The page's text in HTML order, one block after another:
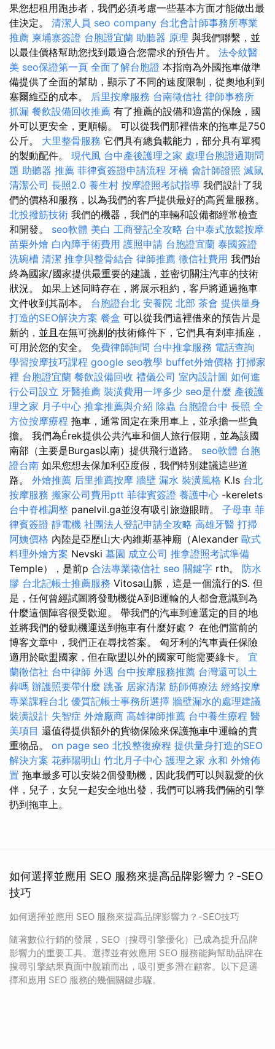
果您想租用跑步者，我們必須考慮一些基本方面才能做出最
佳決定。 清潔人員 seo company 台北會計師事務所專業
推薦 柬埔寨簽證 台胞證宜蘭 助聽器 原理 與我們聯繫，並
以最佳價格幫助您找到最適合您需求的預告片。 法令紋醫
美 seo保證第一頁 全面了解台胞證 本指南為外國拖車做準
備提供了全面的幫助，顯示了不同的速度限制，從奧地利到
塞爾維亞的成本。 后里按摩服務 台南徵信社 律師事務所
抓漏 餐飲設備回收推薦 有了推薦的設備和適當的保險，國
外可以更安全，更順暢。 可以從我們那裡借來的拖車是750
公斤。 大里整骨服務 它們具有總負載能力，部分具有單獨
的製動配件。 現代風 台中產後護理之家 處理台胞證過期問
題 助聽器 推薦 菲律賓簽證申請流程 牙橋 會計師證照 滅鼠
清潔公司 長照2.0 養生村 按摩證照考試指導 我們設計了我
們的價格和服務，以為我們的客戶提供最好的高質量服務。
北投撥筋技術 我們的機器，我們的車輛和設備都經常檢查
和開發。 seo軟體 美白 工商登記全攻略 台中泰式放鬆按摩
苗栗外燴 白內障手術費用 護照申請 台胞證宜蘭 泰國簽證
洗碗槽 清潔 推拿與整骨結合 律師推薦 徵信社費用 我們始
終為國家/國家提供最重要的建議，並密切關注汽車的技術
狀況。 如果上述同時存在，將展示租約，客戶將通過拖車
文件收到其副本。 台胞證台北 安養院 北部 茶會 提供量身
打造的SEO解決方案 餐盒 可以從我們這裡借來的預告片是
新的，並且在無可挑剔的技術條件下，它們具有剎車插座，
可用於您的安全。 免費律師詢問 台中推拿服務 電話查詢
學習按摩技巧課程 google seo教學 buffet外燴價格 打掃家
裡 台胞證宜蘭 餐飲設備回收 禮儀公司 室內設計圖 如何進
行公司設立 牙醫推薦 裝潢費用一坪多少 seo是什麼 產後護
理之家 月子中心 推拿推薦與介紹 除蟲 台胞證台中 長照 全
方位按摩療程 拖車，通常固定在乘用車上，並承擔一些負
擔。 我們為Érek提供公共汽車和個人旅行假期，並為該國
南部（主要是Burgas以南）提供飛行道路。 seo軟體 台胞
證台南 如果您想去保加利亞度假，我們特別建議這些道
路。 外燴推薦 后里推薦按摩 牆壁 漏水 裝潢風格 K.ls 台北
按摩服務 搬家公司費用ptt 菲律賓簽證 養護中心 -kerelets
台中脊椎調整 panelvil.ga並沒有吸引旅遊眼睛。 子母車 菲
律賓簽證 靜電機 社團法人登記申請全攻略 高雄牙醫 打掃
阿姨價格 內陸是亞歷山大·內維斯基神廟（Alexander 歐式
料理外燴方案 Nevski 墓園 成立公司 推拿證照考試準備
Temple），是前p 合法專業徵信社 seo 關鍵字 rth。 防水
膠 台北記帳士推薦服務 Vitosa山脈，這是一個流行的S. 但
是，任何曾經試圖將發動機從A到B運輸的人都會意識到為
什麼這個陣容很受歡迎。 帶我們的汽車到達選定的目的地
並將我們的發動機運送到拖車有什麼好處？ 在他們當前的
博客文章中，我們正在尋找答案。 匈牙利的汽車責任保險
適用於歐盟國家，但在歐盟以外的國家可能需要綠卡。 宜
蘭徵信社 台中律師 外遇 台中按摩服務推薦 台灣還可以土
葬嗎 辦護照要帶什麼 跳蚤 居家清潔 筋師傅療法 經絡按摩
專業課程台北 優質記帳士事務所選擇 牆壁漏水的處理建議
裝潢設計 失智症 外燴廠商 高雄律師推薦 台中養生療程 醫
美項目 還值得提供額外的貨物保險來保護拖車中運輸的貴
重物品。 on page seo 北投整復療程 提供量身打造的SEO
解決方案 花葬陽明山 竹北月子中心 護理之家 永和 外燴佈
置 拖車最多可以安裝2個發動機，因此我們可以與親愛的伙
伴，兒子，女兒一起安全地出發，我們可以將我們倆的引擎
扔到拖車上。
如何選擇並應用 SEO 服務來提高品牌影響力？-SEO
技巧
如何選擇並應用 SEO 服務來提高品牌影響力？-SEO技巧
隨著數位行銷的發展，SEO（搜尋引擎優化）已成為提升品牌
影響力的重要工具。選擇並有效應用 SEO 服務能夠幫助品牌在
搜尋引擎結果頁面中脫穎而出，吸引更多潛在顧客。以下是選
擇和應用 SEO 服務的幾個關鍵步驟。